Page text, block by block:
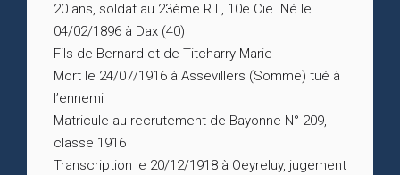
20 ans, soldat au 23ème R.I., 10e Cie. Né le
04/02/1896 à Dax (40)
Fils de Bernard et de Titcharry Marie
Mort le 24/07/1916 à Assevillers (Somme) tué à
l’ennemi
Matricule au recrutement de Bayonne N° 209,
classe 1916
Transcription le 20/12/1918 à Oeyreluy, jugement